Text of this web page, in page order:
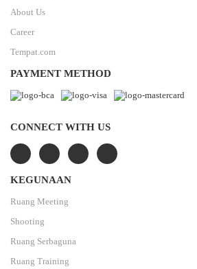
About Us
Career
Tempat.com
PAYMENT METHOD
CONNECT WITH US
KEGUNAAN
Ruang Meeting
Shooting
Ruang Serbaguna
Ruang Training